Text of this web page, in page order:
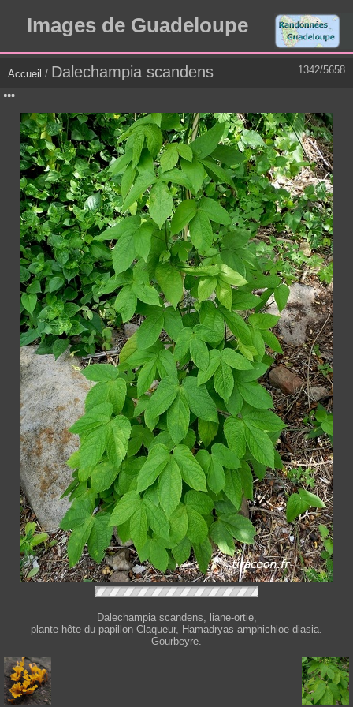
Images de Guadeloupe
1342/5658
Accueil / Dalechampia scandens
Dalechampia scandens, liane-ortie,
plante hôte du papillon Claqueur, Hamadryas amphichloe diasia.
Gourbeyre.